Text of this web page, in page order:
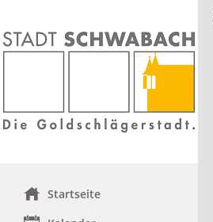
Startseite